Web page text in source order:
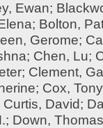
Ewan;
; Bolton,
Gerome;
; Chen, Lu;
; Clement,
; Cox, Tony
Curtis, David;
; Down, Thomas